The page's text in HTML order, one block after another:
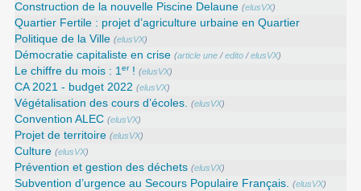
Construction de la nouvelle Piscine Delaune (elusVX)
Quartier Fertile : projet d’agriculture urbaine en Quartier
Politique de la Ville (elusVX)
Démocratie capitaliste en crise (article une/edito/elusVX)
Le chiffre du mois : 1er! (elusVX)
CA 2021 - budget 2022 (elusVX)
Végétalisation des cours d’écoles. (elusVX)
Convention ALEC (elusVX)
Projet de territoire (elusVX)
Culture (elusVX)
Prévention et gestion des déchets (elusVX)
Subvention d’urgence au Secours Populaire Français. (elusVX)